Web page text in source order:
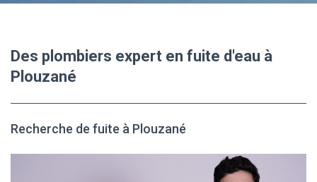
Des plombiers expert en fuite d'eau à
Plouzané
Recherche de fuite à Plouzané